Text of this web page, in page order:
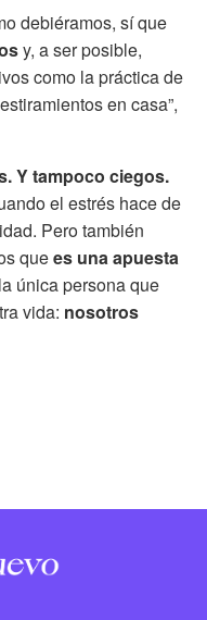
debiéramos, sí que
y, a ser posible,
como la práctica de
en casa”,
Y tampoco ciegos.
el estrés hace de
Pero también
quees una apuesta
única persona que
vida: nosotros